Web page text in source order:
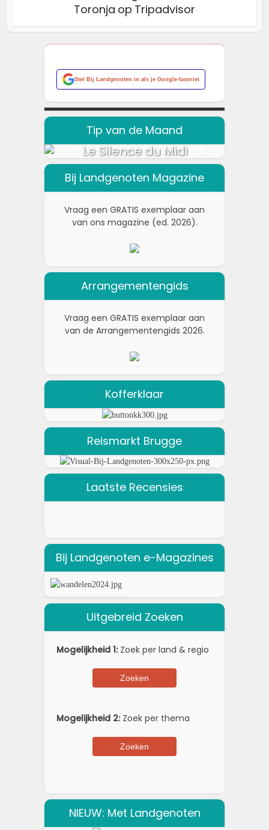
Toronja op Tripadvisor
Stel Bij Landgenoten in als je Google-favoriet
Tip van de Maand
Le Silence du Midi
Bij Landgenoten Magazine
Vraag een GRATIS exemplaar aan
van ons magazine (ed. 2026).
Arrangementengids
Vraag een GRATIS exemplaar aan
van de Arrangementengids 2026.
Kofferklaar
Reismarkt Brugge
Laatste Recensies
Bij Landgenoten e-Magazines
Uitgebreid Zoeken
Mogelijkheid 1:Zoek per land & regio
Mogelijkheid 2:Zoek per thema
NIEUW: Met Landgenoten